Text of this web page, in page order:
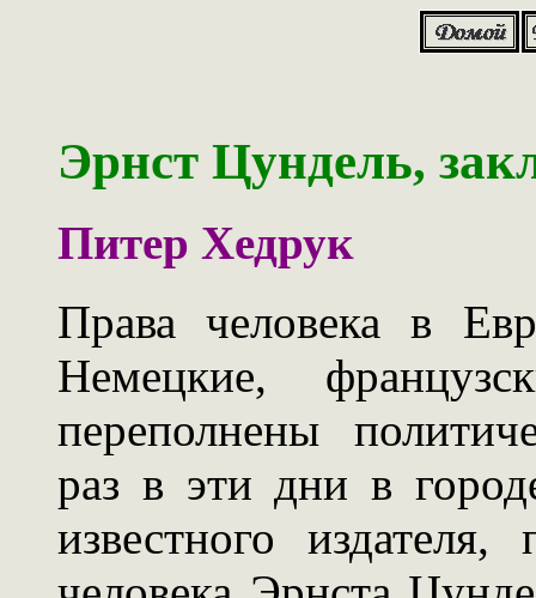
Эрнст Цундель,
Питер Хедрук
Права человека в
Немецкие,
переполнены
раз в эти дни в
известного